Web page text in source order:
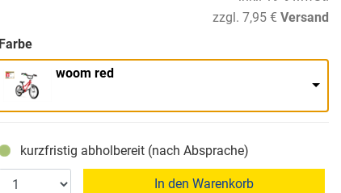
zzgl. 7,95 € Versand
Farbe
woom red
kurzfristig abholbereit (nach Absprache)
In den Warenkorb